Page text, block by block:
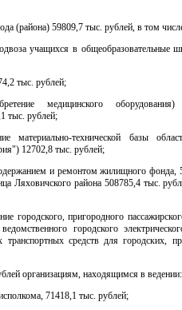
(района) 59809,7 тыс. рублей, в том
учащихся в общеобразовательные
тыс. рублей;
медицинского
тыс. рублей;
материально-технической базы
12702,8 тыс. рублей;
и ремонтом жилищного фонда,
Ляховичского района 508785,4 тыс.
городского, пригородного
городского
средств для городских,
организациям, находящимся в ведении:
71418,1 тыс. рублей;